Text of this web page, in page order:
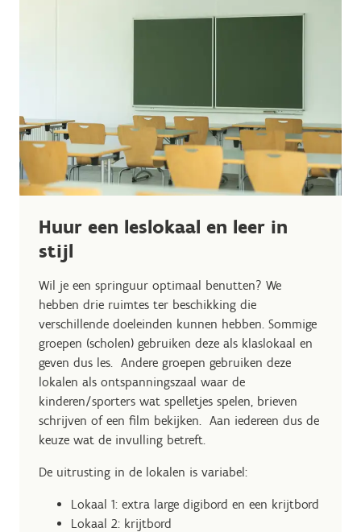
Huur een leslokaal en leer in
stijl
Wil je een springuur optimaal benutten? We
hebben drie ruimtes ter beschikking die
verschillende doeleinden kunnen hebben. Sommige
groepen (scholen) gebruiken deze als klaslokaal en
geven dus les. Andere groepen gebruiken deze
lokalen als ontspanningszaal waar de
kinderen/sporters wat spelletjes spelen, brieven
schrijven of een film bekijken. Aan iedereen dus de
keuze wat de invulling betreft.
De uitrusting in de lokalen is variabel:
Lokaal 1: extra large digibord en een krijtbord
Lokaal 2: krijtbord